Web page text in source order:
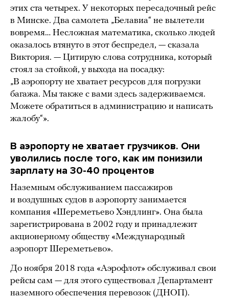
этих ста четырех. У некоторых пересадочный рейс
в Минске. Два самолета „Белавиа“ не вылетели
вовремя… Несложная математика, сколько людей
оказалось втянуто в этот беспредел, — сказала
Виктория. — Цитирую слова сотрудника, который
стоял за стойкой, у выхода на посадку:
„В аэропорту не хватает ресурсов для погрузки
багажа. Мы также с вами здесь задерживаемся.
Можете обратиться в администрацию и написать
жалобу“».
В аэропорту не хватает грузчиков. Они
уволились после того, как им понизили
зарплату на 30-40 процентов
Наземным обслуживанием пассажиров
и воздушных судов в аэропорту занимается
компания «Шереметьево Хэндлинг». Она была
зарегистрирована в 2002 году и принадлежит
акционерному обществу «Международный
аэропорт Шереметьево».
До ноября 2018 года «Аэрофлот» обслуживал свои
рейсы сам — для этого существовал Департамент
наземного обеспечения перевозок (ДНОП).